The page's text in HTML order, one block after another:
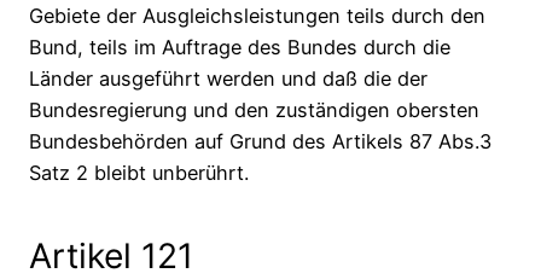
Gebiete der Ausgleichsleistungen teils durch den
Bund, teils im Auftrage des Bundes durch die
Länder ausgeführt werden und daß die der
Bundesregierung und den zuständigen obersten
Bundesbehörden auf Grund des Artikels 87 Abs.3
Satz 2 bleibt unberührt.
Artikel 121